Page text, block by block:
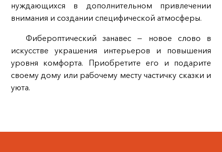
нуждающихся в дополнительном привлечении
внимания и создании специфической атмосферы.
Фибероптический занавес — новое слово в
искусстве украшения интерьеров и повышения
уровня комфорта. Приобретите его и подарите
своему дому или рабочему месту частичку сказки и
уюта.